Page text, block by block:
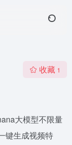
收藏 1
大模型不限量
键生成视频特